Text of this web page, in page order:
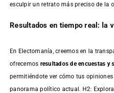
esculpir un retrato más preciso de la
Resultados en tiempo real: la
En Electomanía, creemos en la
ofrecemos resultados deencuestas y
permitiéndote ver cómo tus
panorama político actual. H2: